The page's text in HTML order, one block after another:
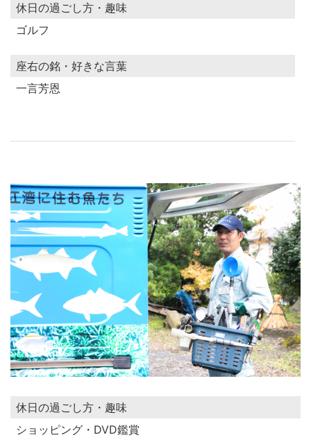
休日の過ごし方・趣味
ゴルフ
座右の銘・好きな言葉
一言芳恩
休日の過ごし方・趣味
ショッピング・DVD鑑賞